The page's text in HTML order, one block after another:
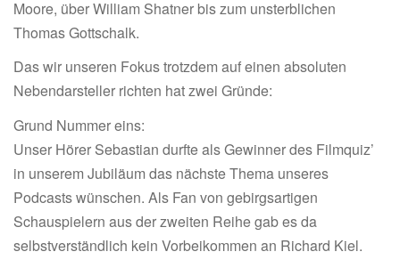
Moore, über William Shatner bis zum unsterblichen
Thomas Gottschalk.
Das wir unseren Fokus trotzdem auf einen absoluten
Nebendarsteller richten hat zwei Gründe:
Grund Nummer eins:
Unser Hörer Sebastian durfte als Gewinner des Filmquiz’
in unserem Jubiläum das nächste Thema unseres
Podcasts wünschen. Als Fan von gebirgsartigen
Schauspielern aus der zweiten Reihe gab es da
selbstverständlich kein Vorbeikommen an Richard Kiel.